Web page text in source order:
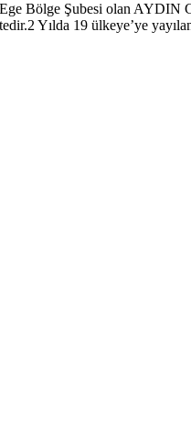
Ege Bölge Şubesi olan AYDIN
Yılda 19 ülkeye’ye